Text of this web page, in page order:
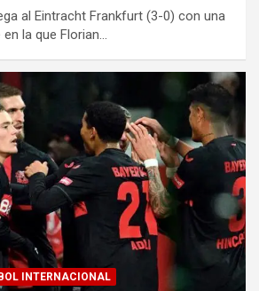
al Eintracht Frankfurt (3-0) con una
la que Florian…
INTERNACIONAL